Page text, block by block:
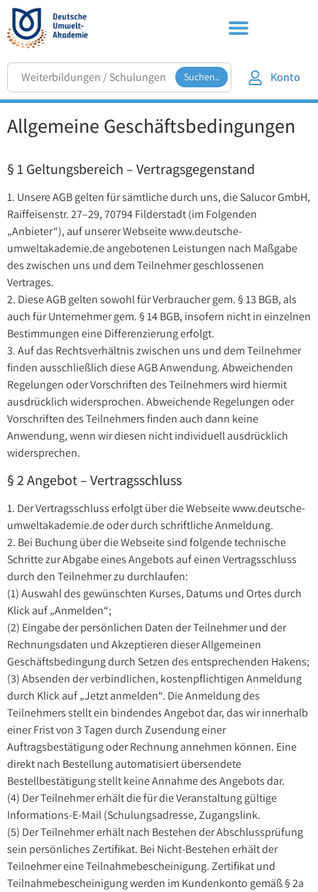
Suchen.. Konto
Allgemeine Geschäftsbedingungen
§ 1 Geltungsbereich – Vertragsgegenstand
1. Unsere AGB gelten für sämtliche durch uns, die Salucor GmbH,
Raiffeisenstr. 27–29, 70794 Filderstadt (im Folgenden
„Anbieter“), auf unserer Webseite www.deutsche-
umweltakademie.de angebotenen Leistungen nach Maßgabe
des zwischen uns und dem Teilnehmer geschlossenen
Vertrages.
2. Diese AGB gelten sowohl für Verbraucher gem. § 13 BGB, als
auch für Unternehmer gem. § 14 BGB, insofern nicht in einzelnen
Bestimmungen eine Differenzierung erfolgt.
3. Auf das Rechtsverhältnis zwischen uns und dem Teilnehmer
finden ausschließlich diese AGB Anwendung. Abweichenden
Regelungen oder Vorschriften des Teilnehmers wird hiermit
ausdrücklich widersprochen. Abweichende Regelungen oder
Vorschriften des Teilnehmers finden auch dann keine
Anwendung, wenn wir diesen nicht individuell ausdrücklich
widersprechen.
§ 2 Angebot – Vertragsschluss
1. Der Vertragsschluss erfolgt über die Webseite www.deutsche-
umweltakademie.de oder durch schriftliche Anmeldung.
2. Bei Buchung über die Webseite sind folgende technische
Schritte zur Abgabe eines Angebots auf einen Vertragsschluss
durch den Teilnehmer zu durchlaufen:
(1) Auswahl des gewünschten Kurses, Datums und Ortes durch
Klick auf „Anmelden“;
(2) Eingabe der persönlichen Daten der Teilnehmer und der
Rechnungsdaten und Akzeptieren dieser Allgemeinen
Geschäftsbedingung durch Setzen des entsprechenden Hakens;
(3) Absenden der verbindlichen, kostenpflichtigen Anmeldung
durch Klick auf „Jetzt anmelden“. Die Anmeldung des
Teilnehmers stellt ein bindendes Angebot dar, das wir innerhalb
einer Frist von 3 Tagen durch Zusendung einer
Auftragsbestätigung oder Rechnung annehmen können. Eine
direkt nach Bestellung automatisiert übersendete
Bestellbestätigung stellt keine Annahme des Angebots dar.
(4) Der Teilnehmer erhält die für die Veranstaltung gültige
Informations-E-Mail (Schulungsadresse, Zugangslink.
(5) Der Teilnehmer erhält nach Bestehen der Abschlussprüfung
sein persönliches Zertifikat. Bei Nicht-Bestehen erhält der
Teilnehmer eine Teilnahmebescheinigung. Zertifikat und
Teilnahmebescheinigung werden im Kundenkonto gemäß § 2a